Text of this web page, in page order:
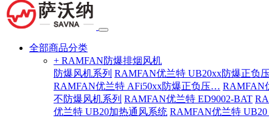
全部商品分类
+ RAMFAN防爆排烟风机
防爆风机系列 RAMFAN优兰特 UB20xx防爆正负
RAMFAN优兰特 AFi50xx防爆正负压… RAMFAN
不防爆风机系列 RAMFAN优兰特 ED9002-BAT
优兰特 UB20加热通风系统 RAMFAN优兰特